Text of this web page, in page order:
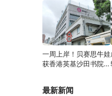
一周上岸！贝赛思牛娃
获香港英基沙田书院录
最新新闻